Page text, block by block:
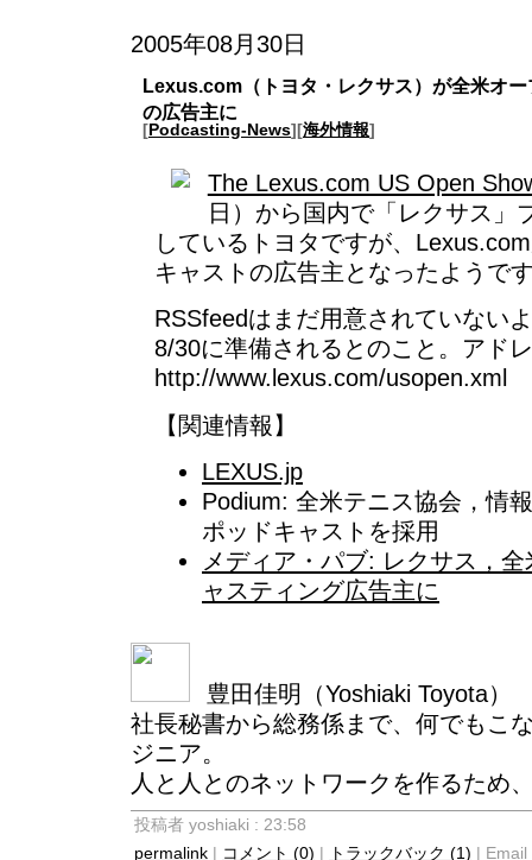
2005年08月30日
Lexus.com（トヨタ・レクサス）が全米オ
の広告主に
[Podcasting-News][海外情報]
The Lexus.com US Open
日）から国内で「レクサス」
しているトヨタですが、
キャストの広告主となったようで
RSSfeedはまだ用意されていない
8/30に準備されるとのこと。ア
http://www.lexus.com/usopen.xml
【関連情報】
LEXUS.jp
Podium: 全米テニス協会，情
ポッドキャストを採用
メディア・パブ: レクサス，
ャスティング広告主に
豊田佳明（Yoshiaki Toyota）
社長秘書から総務係まで、何でもこ
ジニア。
人と人とのネットワークを作るため
投稿者 yoshiaki : 23:58
permalink | コメント (0) | トラックバック (1) |